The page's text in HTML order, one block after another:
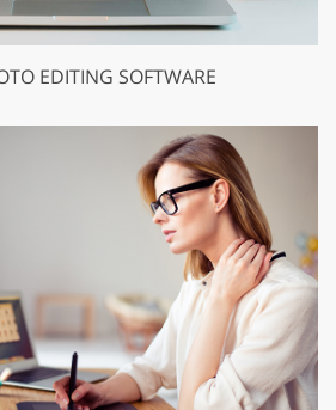
EDITING SOFTWARE